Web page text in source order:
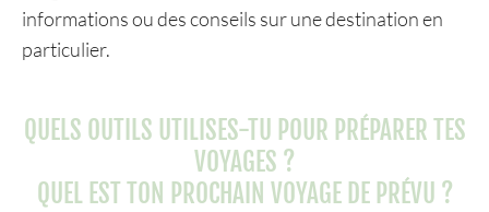
informations ou des conseils sur une destination en
particulier.
QUELS OUTILS UTILISES-TU POUR PRÉPARER TES
VOYAGES ?
QUEL EST TON PROCHAIN VOYAGE DE PRÉVU ?